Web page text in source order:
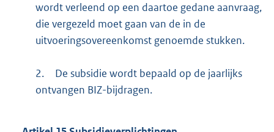
wordt verleend op een daartoe gedane aanvraag,
die vergezeld moet gaan van de in de
uitvoeringsovereenkomst genoemde stukken.
2.
De subsidie wordt bepaald op de jaarlijks
ontvangen BIZ-bijdragen.